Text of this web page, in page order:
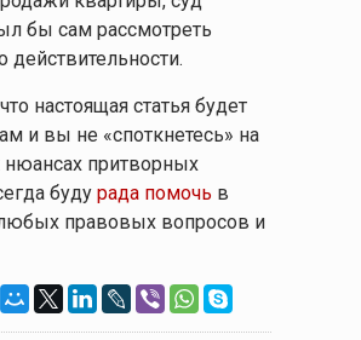
бы сам рассмотреть
действительности.
настоящая статья будет
и вы не «споткнетесь» на
притворных
буду рада помочь в
правовых вопросов и